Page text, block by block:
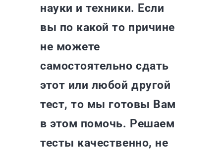
науки и техники. Если
вы по какой то причине
не можете
самостоятельно сдать
этот или любой другой
тест, то мы готовы Вам
в этом помочь. Решаем
тесты качественно, не